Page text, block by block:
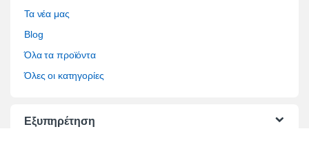
Τα νέα μας
Blog
Όλα τα προϊόντα
Όλες οι κατηγορίες
Εξυπηρέτηση